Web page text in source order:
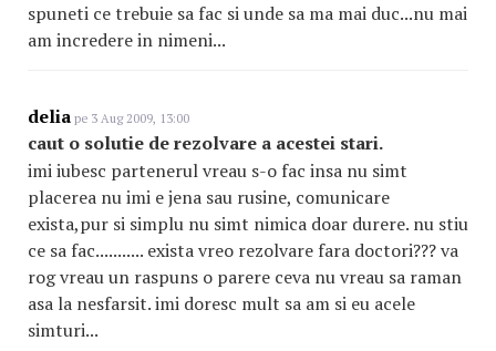
spuneti ce trebuie sa fac si unde sa ma mai duc...nu mai
am incredere in nimeni...
delia pe 3 Aug 2009, 13:00
caut o solutie de rezolvare a acestei stari.
imi iubesc partenerul vreau s-o fac insa nu simt
placerea nu imi e jena sau rusine, comunicare
exista,pur si simplu nu simt nimica doar durere. nu stiu
ce sa fac........... exista vreo rezolvare fara doctori??? va
rog vreau un raspuns o parere ceva nu vreau sa raman
asa la nesfarsit. imi doresc mult sa am si eu acele
simturi...